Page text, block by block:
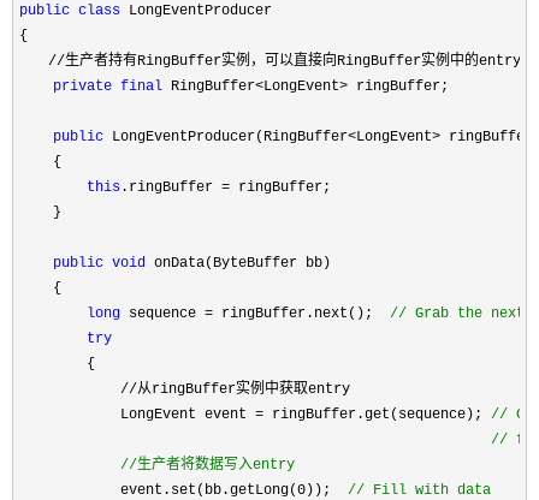
public class LongEventProducer
{
//生产者持有RingBuffer实例，可以直接向RingBuffer实例中的entry写
private final RingBuffer<LongEvent> ringBuffer;
public LongEventProducer(RingBuffer<LongEvent>
    {
this .ringBuffer = ringBuffer;
    }
public void onData(ByteBuffer bb)
    {
long sequence = ringBuffer.next(); // Grab the next
try
        {
//从ringBuffer实例中获取entry
            LongEvent event
= ringBuffer.get(sequence); //
//
//生产者将数据写入entry
            event.set(bb.getLong(0));
// Fill with data